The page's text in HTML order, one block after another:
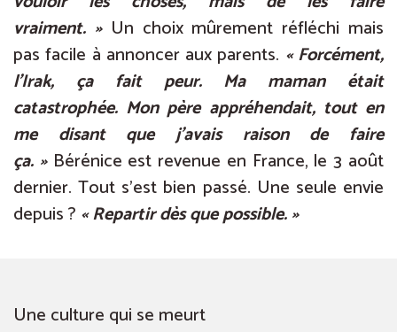
vraiment. »Un choix mûrement réfléchi mais
pas facile à annoncer aux parents. « Forcément,
l’Irak, ça fait peur. Ma maman était
catastrophée. Mon père appréhendait, tout en
me disant que j’avais raison de faire
ça. »Bérénice est revenue en France, le 3 août
dernier. Tout s’est bien passé. Une seule envie
depuis ? « Repartir dès que possible. »
Une culture qui se meurt